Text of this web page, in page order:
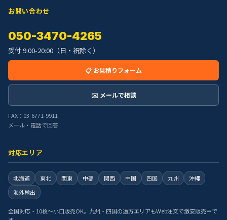
お問い合わせ
050-3470-4265
受付 9:00-20:00（日・祝除く）
📋 お見積りフォーム
✉️ メールで相談
FAX：03-6771-9911
メール・電話で回答
対応エリア
北海道 東北 関東 中部 関西 中国 四国 九州
沖縄
海外輸出
全国対応・10枚〜小口販売OK。九州・四国の遠方エリアもWeb注文で激安販売中で